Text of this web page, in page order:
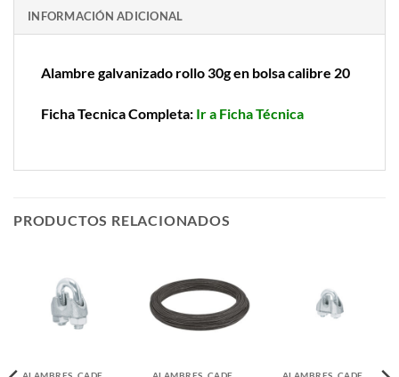
INFORMACIÓN ADICIONAL
Alambre galvanizado rollo 30g en bolsa calibre 20
Ficha Tecnica Completa: Ir a Ficha Técnica
PRODUCTOS RELACIONADOS